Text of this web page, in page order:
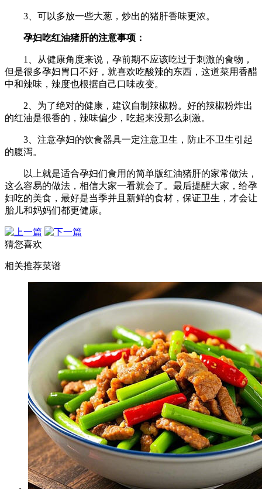
3、可以多放一些大葱，炒出的猪肝香味更浓。
孕妇吃红油猪肝的注意事项：
1、从健康角度来说，孕前期不应该吃过于刺激的食物，
但是很多孕妇胃口不好，就喜欢吃酸辣的东西，这道菜用香醋
中和辣味，辣度也根据自己口味改变。
2、为了绝对的健康，建议自制辣椒粉。好的辣椒粉炸出
的红油是很香的，辣味偏少，吃起来没那么刺激。
3、注意孕妇的饮食器具一定注意卫生，防止不卫生引起
的腹泻。
以上就是适合孕妇们食用的简单版红油猪肝的家常做法，
这么容易的做法，相信大家一看就会了。最后提醒大家，给孕
妇吃的美食，最好是当季并且新鲜的食材，保证卫生，才会让
胎儿和妈妈们都更健康。
猜您喜欢
相关推荐菜谱